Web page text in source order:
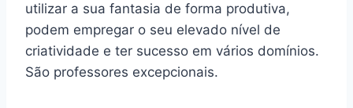
utilizar a sua fantasia de forma produtiva,
podem empregar o seu elevado nível de
criatividade e ter sucesso em vários domínios.
São professores excepcionais.